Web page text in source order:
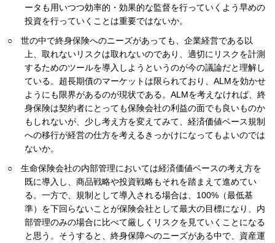
ータも用いつつ効率的・効果的な監督を行っていくよう早めの
投資を行っていくことは重要ではないか。
世の中で終身保険へのニーズがあっても、企業経営である以
上、取れないリスクは取れないのであり、適切にリスクを計測
するためのツールを導入しようというのが今の議論だと理解し
ている。超長期債のマーケットは限られており、ALMを効かせ
ようにも限界があるのが現状である。ALMを考えなければ、終
身保険は契約者にとっても保険会社の利益の面でも良いものか
もしれないが、少し考え方を変えてみて、経済価値ベース規制
への移行が経営の仕方を考えるきっかけになってもよいのでは
ないか。
生命保険会社の内部管理においては経済価値ベースの考え方を
既に導入し、商品戦略や投資戦略もそれを踏まえて進めてい
る。一方で、規制として導入される場合は、100%（最低基
準）を下回らないことが保険会社として最大の目標になり、内
部管理のみの場合に比べて厳しくリスクを見ていくことになる
と思う。そうすると、終身保障へのニーズがある中で、資産運